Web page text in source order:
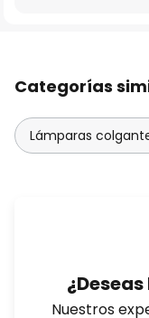
Categorías
Lámparas
Nuestros